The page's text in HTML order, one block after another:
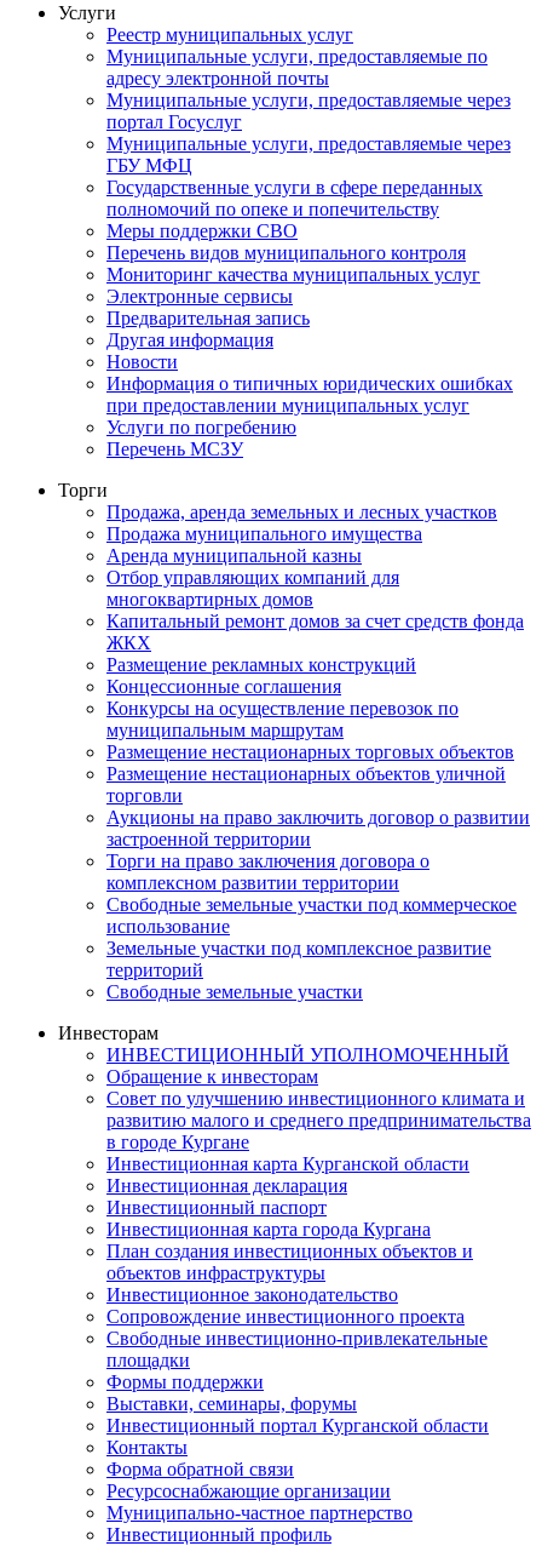
Услуги
Реестр муниципальных услуг
Муниципальные услуги, предоставляемые по
адресу электронной почты
Муниципальные услуги, предоставляемые через
портал Госуслуг
Муниципальные услуги, предоставляемые через
ГБУ МФЦ
Государственные услуги в сфере переданных
полномочий по опеке и попечительству
Меры поддержки СВО
Перечень видов муниципального контроля
Мониторинг качества муниципальных услуг
Электронные сервисы
Предварительная запись
Другая информация
Новости
Информация о типичных юридических ошибках
при предоставлении муниципальных услуг
Услуги по погребению
Перечень МСЗУ
Торги
Продажа, аренда земельных и лесных участков
Продажа муниципального имущества
Аренда муниципальной казны
Отбор управляющих компаний для
многоквартирных домов
Капитальный ремонт домов за счет средств фонда
ЖКХ
Размещение рекламных конструкций
Концессионные соглашения
Конкурсы на осуществление перевозок по
муниципальным маршрутам
Размещение нестационарных торговых объектов
Размещение нестационарных объектов уличной
торговли
Аукционы на право заключить договор о развитии
застроенной территории
Торги на право заключения договора о
комплексном развитии территории
Свободные земельные участки под коммерческое
использование
Земельные участки под комплексное развитие
территорий
Свободные земельные участки
Инвесторам
ИНВЕСТИЦИОННЫЙ УПОЛНОМОЧЕННЫЙ
Обращение к инвесторам
Совет по улучшению инвестиционного климата и
развитию малого и среднего предпринимательства
в городе Кургане
Инвестиционная карта Курганской области
Инвестиционная декларация
Инвестиционный паспорт
Инвестиционная карта города Кургана
План создания инвестиционных объектов и
объектов инфраструктуры
Инвестиционное законодательство
Сопровождение инвестиционного проекта
Свободные инвестиционно-привлекательные
площадки
Формы поддержки
Выставки, семинары, форумы
Инвестиционный портал Курганской области
Контакты
Форма обратной связи
Ресурсоснабжающие организации
Муниципально-частное партнерство
Инвестиционный профиль